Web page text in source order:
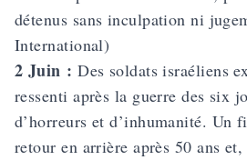
détenus sans inculpation ni
International)
2 Juin :Des soldats israéliens
ressenti après la guerre des six
d’horreurs et d’inhumanité. Un
retour en arrière après 50 ans